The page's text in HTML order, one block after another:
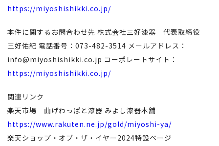
https://miyoshishikki.co.jp/
本件に関するお問合わせ先 株式会社三好漆器 代表取締役
三好佑紀 電話番号：073-482-3514 メールアドレス：
info@miyoshishikki.co.jp コーポレートサイト：
https://miyoshishikki.co.jp/
関連リンク
楽天市場 曲げわっぱと漆器 みよし漆器本舗
https://www.rakuten.ne.jp/gold/miyoshi-ya/
楽天ショップ・オブ・ザ・イヤー2024特設ページ